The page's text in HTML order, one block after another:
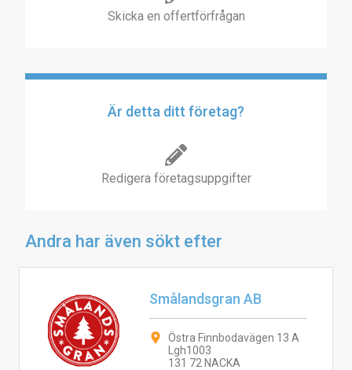
Skicka en offertförfrågan
Är detta ditt företag?
Redigera företagsuppgifter
Andra har även sökt efter
Smålandsgran AB
Östra Finnbodavägen 13 A
Lgh1003
131 72 NACKA